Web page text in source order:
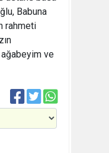
Babuna
rahmeti
ve